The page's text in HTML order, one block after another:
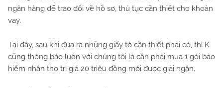
ngân hàng để trao đổi về hồ sơ, thủ tục cần thiết cho khoản
vay.
Tại đây, sau khi đưa ra những giấy tờ cần thiết phải có, thì K
cũng thông báo luôn với chúng tôi là cần phải mua 1 gói bảo
hiểm nhân thọ trị giá 20 triệu đồng mới được giải ngân.